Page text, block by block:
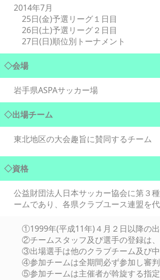
2014年7月
25日(金)予選リーグ１日目
26日(土)予選リーグ２日目
27日(日)順位別トーナメント
◇会場
岩手県ASPAサッカー場
◇出場チーム
東北地区の大会趣旨に賛同するチーム
◇資格
公益財団法人日本サッカー協会に第３
ームであり、各県クラブユース連盟を
①1999年(平成11年)４月２日以降の
②チームスタッフ及び選手の登録は
③出場選手は他のクラブチーム及び
④参加チームは全期間必ず参加し審
⑤参加チームは主催者が斡旋する指